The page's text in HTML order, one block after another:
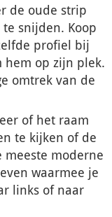
de oude strip
snijden. Koop
profiel bij
hem op zijn plek.
omtrek van de
of het raam
te kijken of de
meeste moderne
waarmee je
links of naar